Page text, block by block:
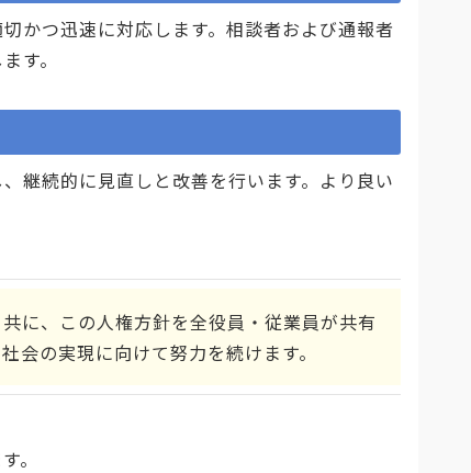
かつ迅速に対応します。相談者および通報者
す。
継続的に見直しと改善を行います。より良い
に、この人権方針を全役員・従業員が共有
会の実現に向けて努力を続けます。
。